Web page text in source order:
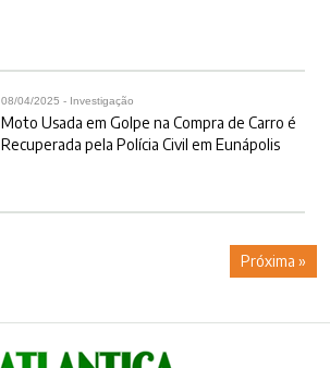
08/04/2025 - Investigação
Moto Usada em Golpe na Compra de Carro é
Recuperada pela Polícia Civil em Eunápolis
Próxima »